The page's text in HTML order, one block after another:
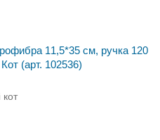
11,5*35 см, ручка 120
(арт. 102536)